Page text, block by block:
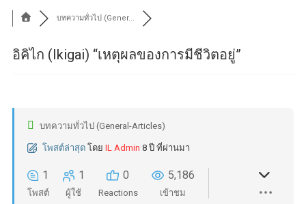
บทความทั่วไป (Gener...
อิคิไก (Ikigai) “เหตุผลของการมีชีวิตอยู่”
บทความทั่วไป (General-Articles)
โพสต์ล่าสุด โดย IL Admin 8 ปี ที่ผ่านมา
1
โพสต์
1
ผู้ใช้
0
Reactions
5,186
เข้าชม